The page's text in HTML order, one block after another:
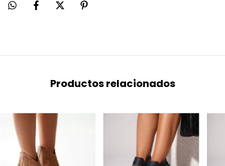
Productos relacionados